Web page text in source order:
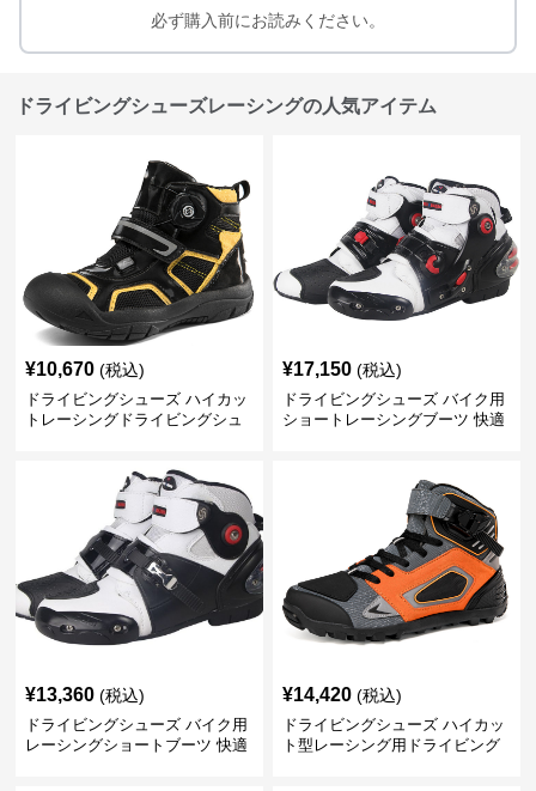
必ず購入前にお読みください。
ドライビングシューズレーシングの人気アイテム
¥10,670 (税込)
ドライビングシューズ ハイカッ
トレーシングドライビングシュ
¥17,150 (税込)
ドライビングシューズ バイク用
ショートレーシングブーツ 快適
¥13,360 (税込)
ドライビングシューズ バイク用
レーシングショートブーツ 快適
¥14,420 (税込)
ドライビングシューズ ハイカッ
ト型レーシング用ドライビング